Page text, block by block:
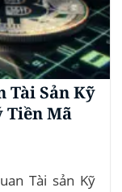
Tài Sản Kỹ
Tiền Mã
Tài sản Kỹ